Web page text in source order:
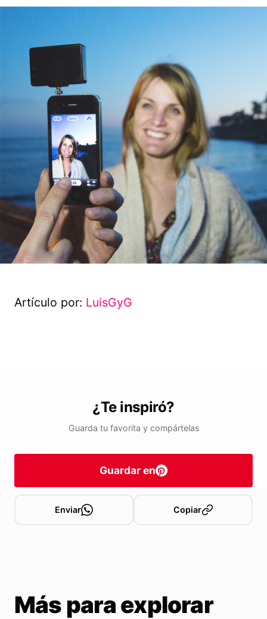
Artículo por: LuisGyG
¿Te inspiró?
Guarda tu favorita y compártelas
Guardar en
Enviar Copiar
Más para explorar